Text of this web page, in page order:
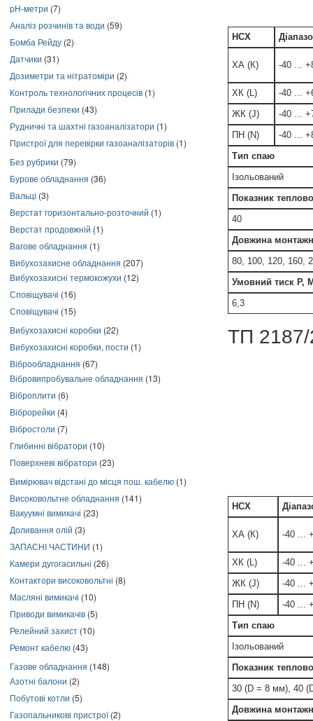
pH-метри (7)
Аналіз розчинів та води (59)
Бомба Рейду (2)
Датчики (31)
Дозиметри та нітратоміри (2)
Контроль технологічних процесів (1)
Прилади безпеки (43)
Рудничні та шахтні газоаналізатори (1)
Пристрої для перевірки газоаналізаторів (1)
Без рубрики (79)
Бурове обладнання (36)
Вальці (3)
Верстат горизонтально-розточний (1)
Верстат продовжній (1)
Вагове обладнання (1)
Вибухозахисне обладнання (207)
Вибухозахисні термокожухи (12)
Сповіщувачі (16)
Сповіщувачі (15)
Вибухозахисні коробки (22)
Вибухозахисні коробки, пости (1)
Віброобладнання (67)
Вібровипробувальне обладнання (13)
Віброплити (6)
Віброрейки (4)
Вібростоли (7)
Глибинні вібратори (10)
Поверхневі вібратори (23)
Вимірювач відстані до місця пош. кабелю (1)
Високовольтне обладнання (141)
Вакуумні вимикачі (23)
Доливання олій (3)
ЗАПАСНІ ЧАСТИНИ (1)
Камери дугогасильні (26)
Контактори високовольтні (8)
Масляні вимикачі (10)
Приводи вимикачів (5)
Релейний захист (10)
Ремонт кабелю (43)
Газове обладнання (148)
Азотні балони (2)
Побутові котли (5)
Газопальникові пристрої(2)
НСХ
ХА (К) -40 ...
ХК (L)
-40 ...
ЖК (J)
-40 ...
ПН (N)
-40 ...
Тип спаю
Ізольований
Показник
40
Довжина
80, 100, 120, 160,
Умовний тиск Р,
6,3
ТП
НСХ
ХА (К) -40 ...
ХК (L)
-40 ...
ЖК (J)
-40 ...
ПН (N)
-40 ...
Тип спаю
Ізольований
Показник
30 (D = 8 мм), 40
Довжина